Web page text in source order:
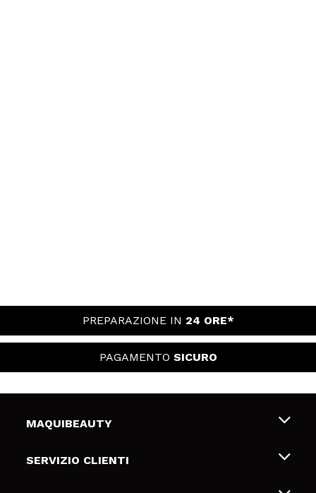
PREPARAZIONE IN 24 ORE*
PAGAMENTO SICURO
MAQUIBEAUTY
Chi siamo
SERVIZIO CLIENTI